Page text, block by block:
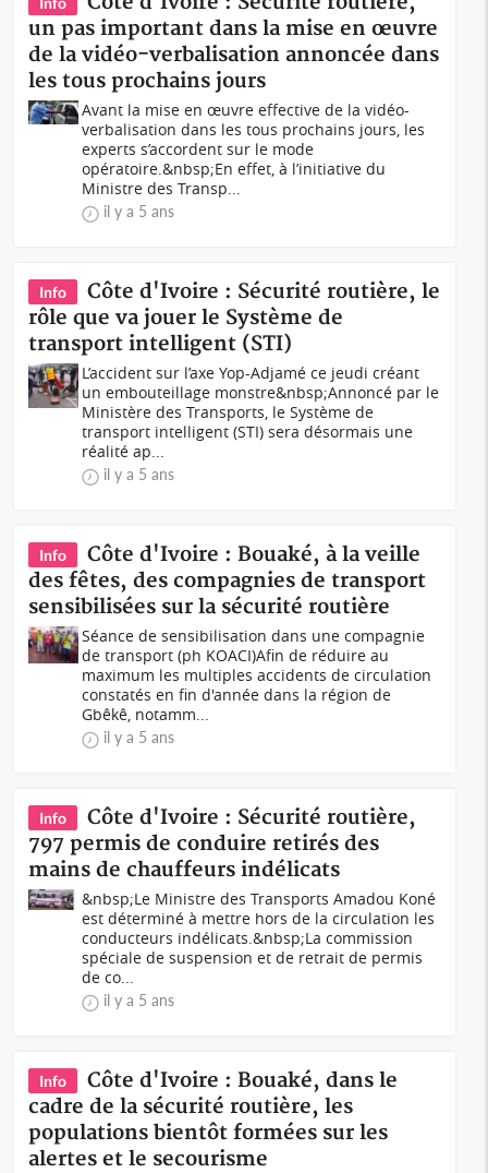
un pas important dans la mise en œuvre
de la vidéo-verbalisation annoncée dans
les tous prochains jours
Avant la mise en œuvre effective de la vidéo-
verbalisation dans les tous prochains jours, les
experts s’accordent sur le mode
opératoire.&nbsp;En effet, à l’initiative du
Ministre des Transp...
il y a 5 ans
Info
Côte d'Ivoire : Sécurité routière, le
rôle que va jouer le Système de
transport intelligent (STI)
L’accident sur l’axe Yop-Adjamé ce jeudi créant
un embouteillage monstre&nbsp;Annoncé par le
Ministère des Transports, le Système de
transport intelligent (STI) sera désormais une
réalité ap...
il y a 5 ans
Info
Côte d'Ivoire : Bouaké, à la veille
des fêtes, des compagnies de transport
sensibilisées sur la sécurité routière
Séance de sensibilisation dans une compagnie
de transport (ph KOACI)Afin de réduire au
maximum les multiples accidents de circulation
constatés en fin d'année dans la région de
Gbêkê, notamm...
il y a 5 ans
Info
Côte d'Ivoire : Sécurité routière,
797 permis de conduire retirés des
mains de chauffeurs indélicats
&nbsp;Le Ministre des Transports Amadou Koné
est déterminé à mettre hors de la circulation les
conducteurs indélicats.&nbsp;La commission
spéciale de suspension et de retrait de permis
de co...
il y a 5 ans
Info
Côte d'Ivoire : Bouaké, dans le
cadre de la sécurité routière, les
populations bientôt formées sur les
alertes et le secourisme